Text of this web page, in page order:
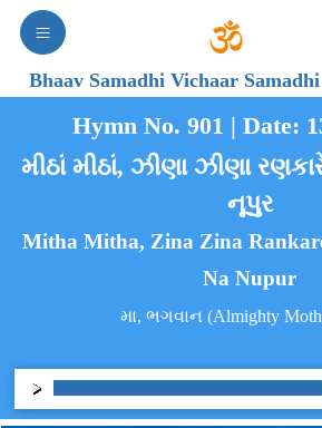
Bhaav Samadhi Vichaar
Hymn No. 901 | Date:
મીઠાં મીઠાં, ઝીણા ઝીણા
નૂપુર
Mitha Mitha, Zina Zina
Na Nupur
મા, ભગવાન (Almighty